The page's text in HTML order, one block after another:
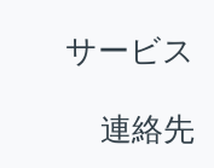
サービス
連絡先